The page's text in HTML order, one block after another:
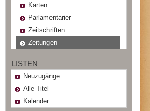
Karten
Parlamentarier
Zeitschriften
Zeitungen
LISTEN
Neuzugänge
Alle Titel
Kalender